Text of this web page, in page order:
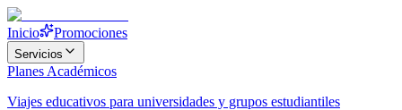
Inicio Promociones
Servicios
Planes Académicos
Viajes educativos para universidades y grupos estudiantiles